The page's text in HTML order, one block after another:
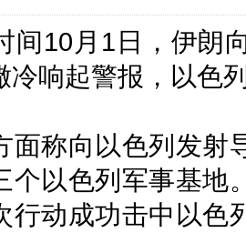
10月1日，伊朗
冷响起警报，以色
称向以色列发射
个以色列军事基地
行动成功击中以色